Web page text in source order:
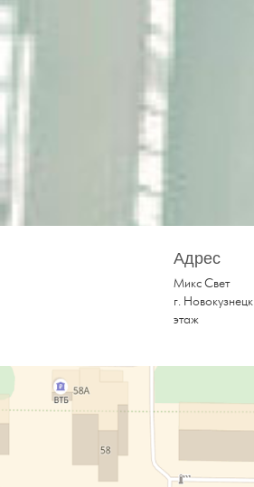
Адрес
Микс Свет
г. Новокузнецк
этаж